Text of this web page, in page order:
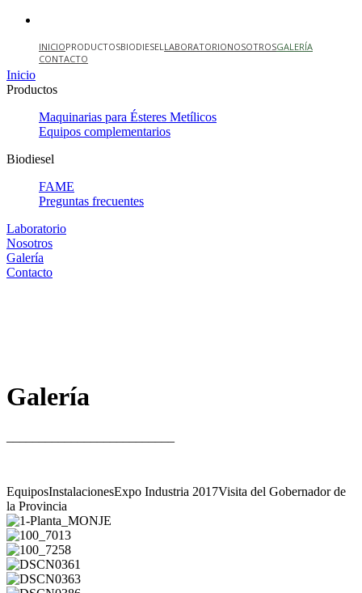
INICIOPRODUCTOSBIODIESELLABORATORIONOSOTROSGALERÍA
CONTACTO
Inicio
Productos
Maquinarias para Ésteres Metílicos
Equipos complementarios
Biodiesel
FAME
Preguntas frecuentes
Laboratorio
Nosotros
Galería
Contacto
Galería
EquiposInstalacionesExpo Industria 2017Visita del Gobernador de
la Provincia